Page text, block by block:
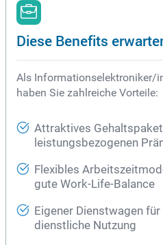
Diese Benefits
Als Informationselektroniker/
haben Sie zahlreiche Vorteile:
Attraktives
leistungsbezogenen
Flexibles
gute Work-Life-Balance
Eigener Dienstwagen für
dienstliche Nutzung